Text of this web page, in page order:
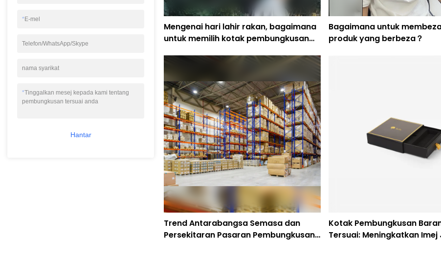
*E-mel
Telefon/WhatsApp/Skype
nama syarikat
*Tinggalkan mesej kepada kami tentang
pembungkusan tersuai anda
Hantar
Mengenai hari lahir rakan, bagaimana
untuk memilih kotak pembungkusan
Bagaimana untuk
produk yang berbeza？
Trend Antarabangsa Semasa dan
Persekitaran Pasaran Pembungkusan
Kotak Pembungkusan
Tersuai: Meningkatkan